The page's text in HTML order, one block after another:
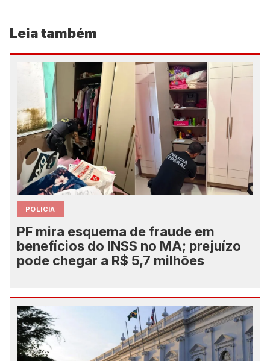
Leia também
POLICIA
PF mira esquema de fraude em
benefícios do INSS no MA; prejuízo
pode chegar a R$ 5,7 milhões